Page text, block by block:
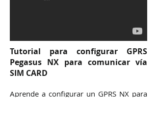
Tutorial para configurar GPRS
Pegasus NX para comunicar vía
SIM CARD
Aprende a configurar un GPRS NX para